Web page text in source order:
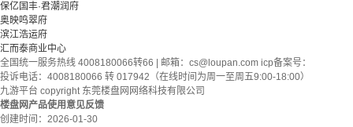
保亿国丰·君潮润府
奥映鸣翠府
滨江浩运府
汇而泰商业中心
全国统一服务热线 4008180066转66 | 邮箱： cs@loupan.com icp备案号：
投诉电话：4008180066 转 017942（在线时间为周一至周五9:00-18:00）
九游平台 copyright 东莞楼盘网网络科技有限公司
楼盘网产品使用意见反馈
创建时间： 2026-01-30